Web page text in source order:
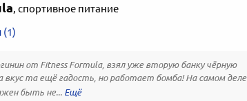
, спортивное питание
от Fitness Formula, взял уже вторую банку чёрную
вкус та ещё гадость, но работает бомба! На самом деле
быть не...